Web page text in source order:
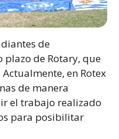
de
de Rotary, que
en Rotex
de manera
el trabajo realizado
para posibilitar